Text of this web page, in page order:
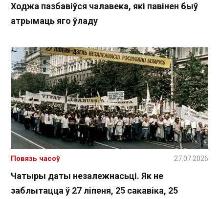
Ходжа пазбавіўся чалавека, які павінен быў
атрымаць яго ўладу
Чатыры даты незалежнасьці. Як не
заблытацца ў 27 ліпеня, 25 сакавіка, 25
Повязь часоў 27.07.2026